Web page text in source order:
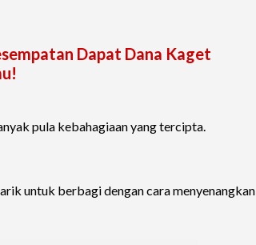
Dapat Dana Kaget
pula kebahagiaan yang tercipta.
untuk berbagi dengan cara menyenangkan